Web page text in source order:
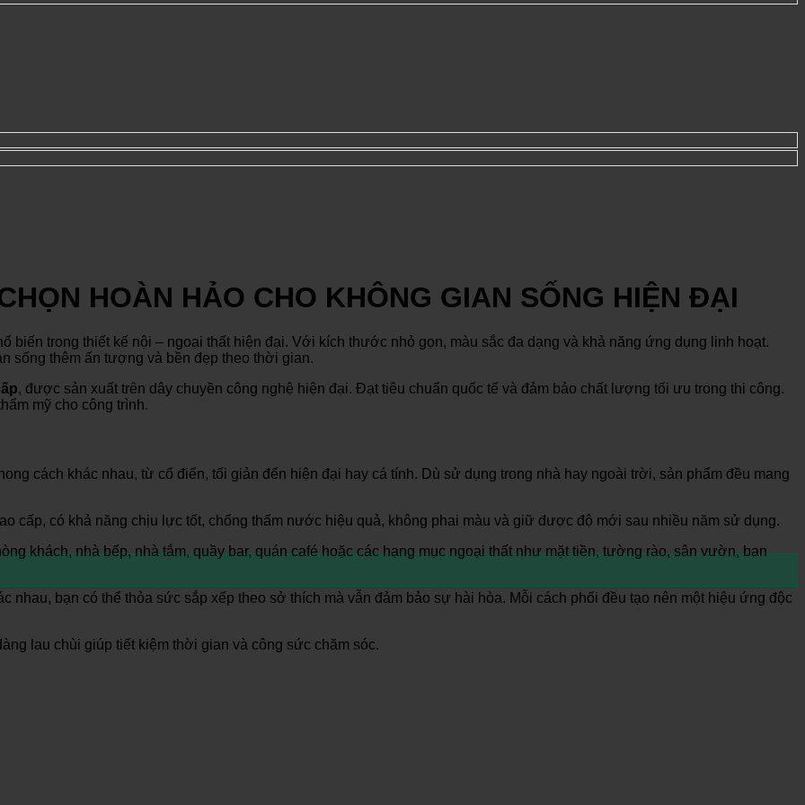
HOÀN HẢO CHO KHÔNG GIAN SỐNG HIỆN ĐẠI
biến trong thiết kế nội – ngoại thất hiện đại. Với kích thước nhỏ gọn, màu sắc đa dạng và khả năng ứng dụng linh hoạt.
sống thêm ấn tượng và bền đẹp theo thời gian.
, được sản xuất trên dây chuyền công nghệ hiện đại. Đạt tiêu chuẩn quốc tế và đảm bảo chất lượng tối ưu trong thi công.
mỹ cho công trình.
cách khác nhau, từ cổ điển, tối giản đến hiện đại hay cá tính. Dù sử dụng trong nhà hay ngoài trời, sản phẩm đều mang
cấp, có khả năng chịu lực tốt, chống thấm nước hiệu quả, không phai màu và giữ được độ mới sau nhiều năm sử dụng.
khách, nhà bếp, nhà tắm, quầy bar, quán café hoặc các hạng mục ngoại thất như mặt tiền, tường rào, sân vườn, ban
nhau, bạn có thể thỏa sức sắp xếp theo sở thích mà vẫn đảm bảo sự hài hòa. Mỗi cách phối đều tạo nên một hiệu ứng độc
lau chùi giúp tiết kiệm thời gian và công sức chăm sóc.